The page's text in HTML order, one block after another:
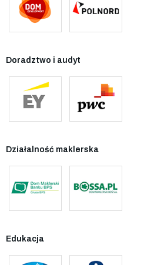
Doradztwo i audyt
Działalność maklerska
Edukacja